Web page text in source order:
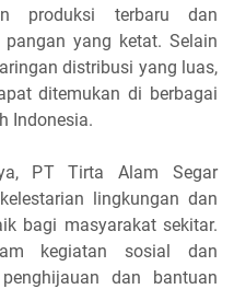
produksi terbaru dan
yang ketat. Selain
distribusi yang luas,
ditemukan di berbagai
Indonesia.
PT Tirta Alam Segar
lingkungan dan
bagi masyarakat sekitar.
kegiatan sosial dan
dan bantuan